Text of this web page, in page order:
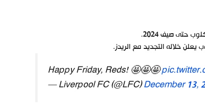
حتى صيف 2024.
خلاله التجديد مع الريدز.
Happy Friday, Reds! 🤩🤩🤩
— Liverpool FC (@LFC)December 13,